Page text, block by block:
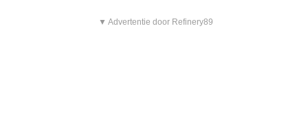
▼ Advertentie door Refinery89